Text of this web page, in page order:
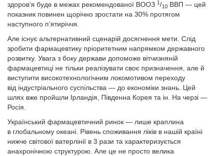
здоров’я буде в межах рекомендованої ВООЗ 1/10 ВВП — цей
показник повинен щорічно зростати на 30% протягом
наступного п’ятиріччя.
Але існує альтернативний сценарій досягнення мети. Слід
зробити фармацевтику пріоритетним напрямком державного
розвитку. Увага з боку держави допоможе вітчизняній
фармацевтиці не тільки реалізувати своє призначення, але й
виступити високотехнологічним локомотивом переходу
від індустріального суспільства — до економіки знань. Цей
шлях вже пройшли Ірландія, Південна Корея та ін. На черзі —
Росія.
Український фармацевтичний ринок — лише краплина
в глобальному океані. Рівень споживання ліків в нашій країні
нижче світової ватерлінії в 3 рази та характеризується
анахронічною структурою. Але це не просто велика